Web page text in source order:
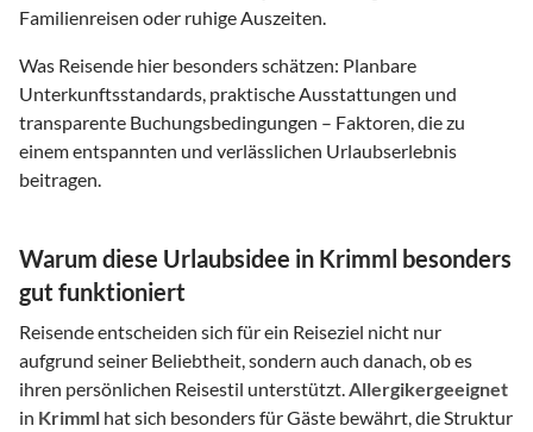
Familienreisen oder ruhige Auszeiten.
Was Reisende hier besonders schätzen: Planbare
Unterkunftsstandards, praktische Ausstattungen und
transparente Buchungsbedingungen – Faktoren, die zu
einem entspannten und verlässlichen Urlaubserlebnis
beitragen.
Warum diese Urlaubsidee in Krimml besonders
gut funktioniert
Reisende entscheiden sich für ein Reiseziel nicht nur
aufgrund seiner Beliebtheit, sondern auch danach, ob es
ihren persönlichen Reisestil unterstützt. Allergikergeeignet
in Krimml hat sich besonders für Gäste bewährt, die Struktur